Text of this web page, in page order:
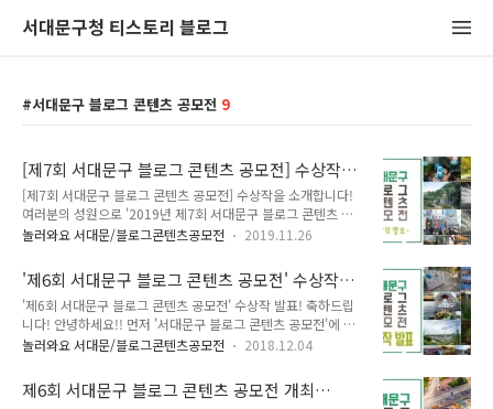
서대문구청 티스토리 블로그
서대문구 블로그 콘텐츠 공모전 9
[제7회 서대문구 블로그 콘텐츠 공모전] 수상작을
소개합니다!
[제7회 서대문구 블로그 콘텐츠 공모전] 수상작을 소개합니다!
여러분의 성원으로 '2019년 제7회 서대문구 블로그 콘텐츠 공
모전'을 성공적으로 마쳤습니다.먼저 이번 공모전에 참여해 주신
편을 선정하게 되었습니다. 공모전을 통해 '서대문구를 사랑해주
시는 분들이 이렇게 많구나' 하는 생각에 감동했답니다. 다시 한
번 감사드려요 :) 제7회 서대문구 블로그 콘텐츠 공모전 수상작
□ 최우수상- 서*민 : 신촌물총축제 2019 여름의 전설 □ 우수
상- 황*하 : 오랜만에 찾은 서대문독립공원- 윤*영 : 내가 만난 홍
하는 서대문구- 강*훈 : 신촌에서 이대까지 통하라! 서대문구 도
보여..
놀러와요 서대문/블로그콘텐츠공모전 2019.11.26
'제6회 서대문구 블로그 콘텐츠 공모전' 수상작
발표! 축하드립니다!
'제6회 서대문구 블로그 콘텐츠 공모전' 수상작 발표! 축하드립
니다! 안녕하세요!! 먼저 '서대문구 블로그 콘텐츠 공모전'에 지
원해주신 모든 분들께 감사드립니다. '제6회 서대문구 블로그 콘
최종 11편을 선정하였습니다. 서대문의 다양한 모습을 소개해주
신 11편의 수상작을 지금 바로 공개합니다! ^^ 제6회 서대문구
놀러와요 서대문/블로그콘텐츠공모전 2018.12.04
제6회 서대문구 블로그 콘텐츠 공모전 개최